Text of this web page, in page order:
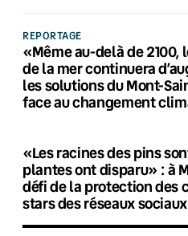
REPORTAGE
«Même au-delà de 2100,
de la mer continuera
les solutions du Mont-
face au changement
«Les racines des pins
plantes ont disparu» : à
défi de la protection des
stars des réseaux sociaux